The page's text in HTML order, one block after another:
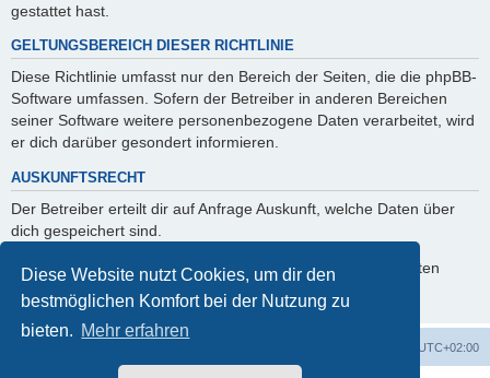
Diese Website nutzt Cookies, um dir den
bestmöglichen Komfort bei der Nutzung zu
bieten. Mehr erfahren
gestattet hast.
GELTUNGSBEREICH DIESER RICHTLINIE
Diese Richtlinie umfasst nur den Bereich der Seiten, die die phpBB-
Software umfassen. Sofern der Betreiber in anderen Bereichen
seiner Software weitere personenbezogene Daten verarbeitet, wird
er dich darüber gesondert informieren.
AUSKUNFTSRECHT
Der Betreiber erteilt dir auf Anfrage Auskunft, welche Daten über
dich gespeichert sind.
Du kannst jederzeit die Löschung bzw. Sperrung deiner Daten
verlangen. Kontaktiere hierzu bitte den Betreiber.
UTC+02:00